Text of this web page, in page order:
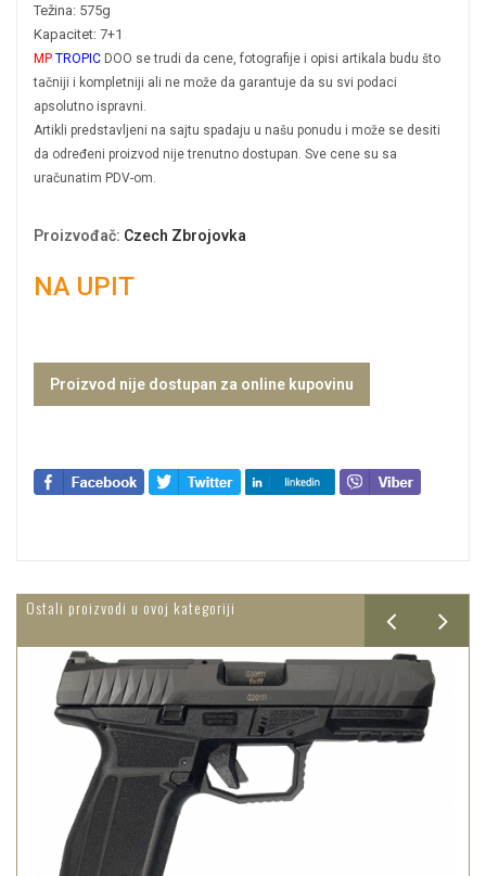
Težina: 575g
Kapacitet: 7+1
MP TROPIC DOO se trudi da cene, fotografije i opisi artikala budu što
tačniji i kompletniji ali ne može da garantuje da su svi podaci
apsolutno ispravni.
Artikli predstavljeni na sajtu spadaju u našu ponudu i može se desiti
da određeni proizvod nije trenutno dostupan. Sve cene su sa
uračunatim PDV-om.
Proizvođač: Czech Zbrojovka
NA UPIT
Proizvod nije dostupan za online kupovinu
Ostali proizvodi u ovoj kategoriji